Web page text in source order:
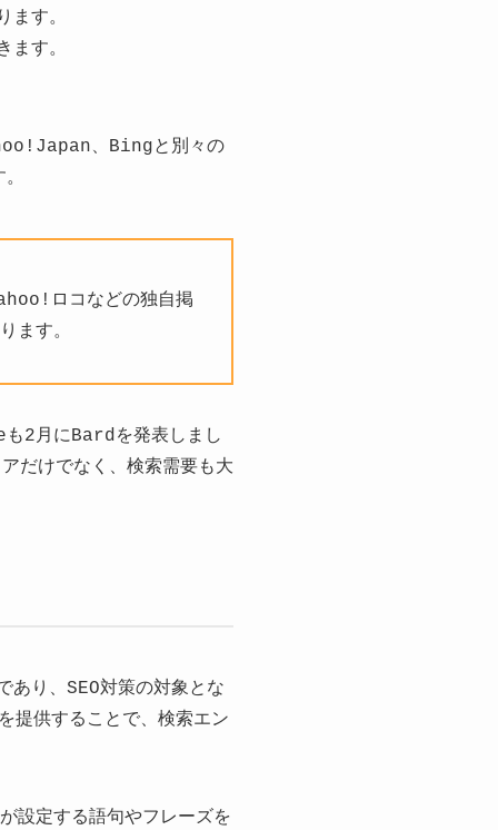
ます。
ます。
、Bingと別々の
ロコなどの独自掲
ます。
2月にBardを発表しまし
だけでなく、検索需要も大
あり、SEO対策の対象とな
提供することで、検索エン
設定する語句やフレーズを